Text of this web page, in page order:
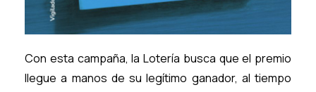
Con esta campaña, la Lotería busca que el premio
llegue a manos de su legítimo ganador, al tiempo